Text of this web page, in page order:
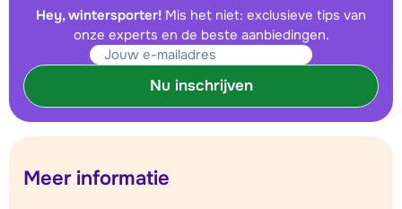
Hey, wintersporter! Mis het niet: exclusieve tips van
onze experts en de beste aanbiedingen.
Nu inschrijven
Meer informatie